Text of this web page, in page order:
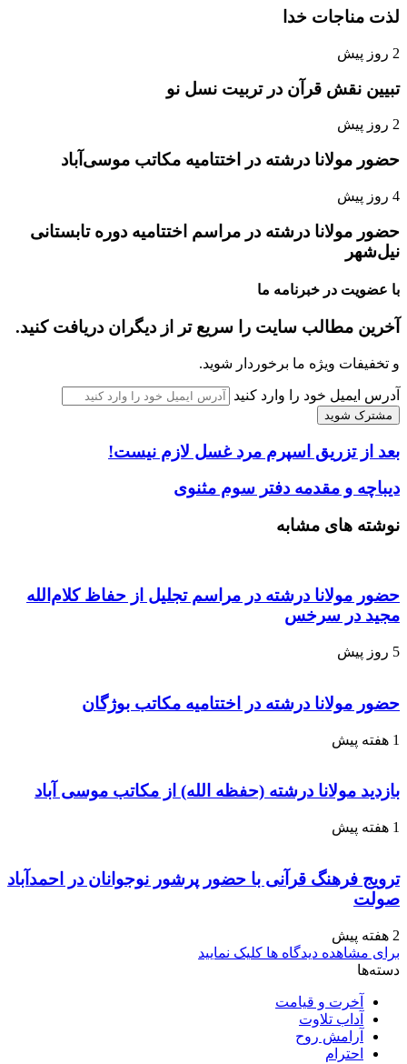
لذت مناجات خدا
2 روز پیش
تبیین نقش قرآن در تربیت نسل نو
2 روز پیش
حضور مولانا درشته در اختتامیه مکاتب موسی‌آباد
4 روز پیش
حضور مولانا درشته در مراسم اختتامیه دوره تابستانی
نیل‌شهر
با عضویت در خبرنامه ما
آخرین مطالب سایت را سریع تر از دیگران دریافت کنید.
و تخفیفات ویژه ما برخوردار شوید.
آدرس ایمیل خود را وارد کنید
بعد از تزریق اسپرم مرد غسل لازم نیست!
دیباچه و مقدمه دفتر سوم مثنوی
نوشته های مشابه
حضور مولانا درشته در مراسم تجلیل از حفاظ کلام‌الله
مجید در سرخس
5 روز پیش
حضور مولانا درشته در اختتامیه مکاتب بوژگان
1 هفته پیش
بازدید مولانا درشته (حفظه الله) از مکاتب موسی آباد
1 هفته پیش
ترویج فرهنگ قرآنی با حضور پرشور نوجوانان در احمدآباد
صولت
2 هفته پیش
برای مشاهده دیدگاه ها کلیک نمایید
دسته‌ها
آخرت و قیامت
آداب تلاوت
آرامش روح
احترام